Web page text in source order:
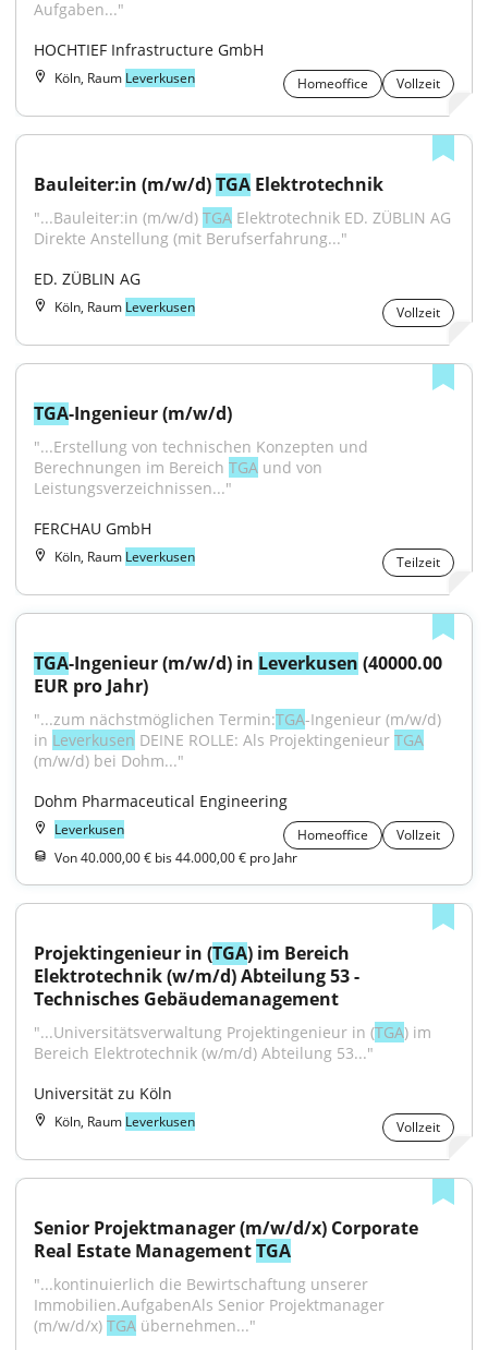
Aufgaben..."
HOCHTIEF Infrastructure GmbH
Köln, Raum Leverkusen Homeoffice Vollzeit
Bauleiter:in (m/w/d) TGA Elektrotechnik
"...Bauleiter:in (m/w/d) TGA Elektrotechnik ED. ZÜBLIN AG
Direkte Anstellung (mit Berufserfahrung..."
ED. ZÜBLIN AG
Köln, Raum Leverkusen Vollzeit
TGA-Ingenieur (m/w/d)
"...Erstellung von technischen Konzepten und
Berechnungen im Bereich TGA und von
Leistungsverzeichnissen..."
FERCHAU GmbH
Köln, Raum Leverkusen Teilzeit
TGA-Ingenieur (m/w/d) in Leverkusen (40000.00
EUR pro Jahr)
"...zum nächstmöglichen Termin:TGA-Ingenieur (m/w/d)
in Leverkusen DEINE ROLLE: Als Projektingenieur TGA
(m/w/d) bei Dohm..."
Dohm Pharmaceutical Engineering
Leverkusen Homeoffice
Vollzeit
Von 40.000,00 € bis 44.000,00 € pro Jahr
Projektingenieur in (TGA) im Bereich
Elektrotechnik (w/m/d) Abteilung 53 -
Technisches Gebäudemanagement
"...Universitätsverwaltung Projektingenieur in (TGA) im
Bereich Elektrotechnik (w/m/d) Abteilung 53..."
Universität zu Köln
Köln, Raum Leverkusen Vollzeit
Senior Projektmanager (m/w/d/x) Corporate
Real Estate Management TGA
"...kontinuierlich die Bewirtschaftung unserer
Immobilien.AufgabenAls Senior Projektmanager
(m/w/d/x) TGA übernehmen..."